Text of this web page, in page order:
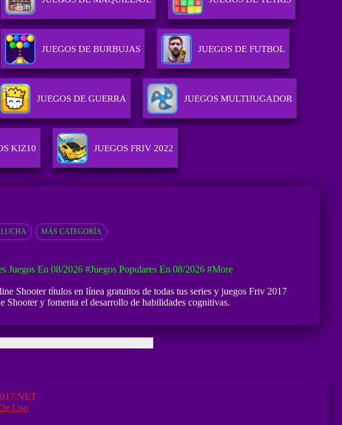
JUEGOS DE BURBUJAS JUEGOS DE FUTBOL
JUEGOS DE GUERRA JUEGOS MULTIJUGADOR
KIZ10 JUEGOS FRIV 2022
LUCHA MÁS CATEGORÍA
Juegos En 08/2026 #Juegos Populares En 08/2026 #more
Shooter títulos en línea gratuitos de todas tus series y juegos Friv 2017
y fomenta el desarrollo de habilidades cognitivas.
Uso